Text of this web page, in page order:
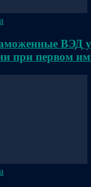
ВЭД
при первом